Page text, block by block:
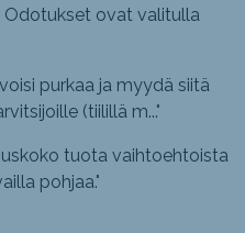
Odotukset ovat valitulla
purkaa ja myydä siitä
(tiilillä m..."
tuota vaihtoehtoista
pohjaa."